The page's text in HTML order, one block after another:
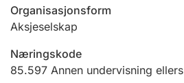
Organisasjonsform
Aksjeselskap
Næringskode
85.597 Annen undervisning ellers